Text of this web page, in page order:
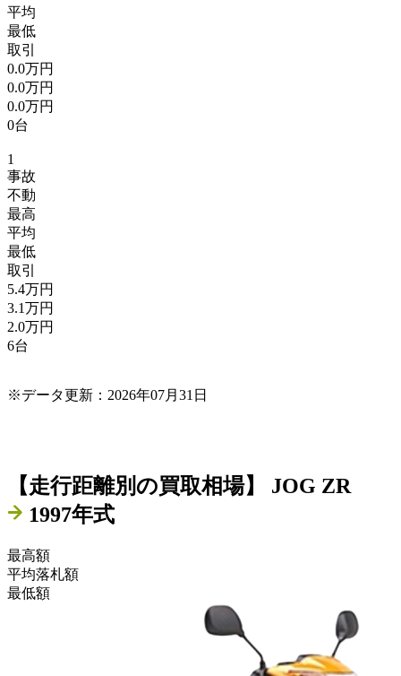
平均
最低
取引
0.0万円
0.0万円
0.0万円
0台
1
事故
不動
最高
平均
最低
取引
5.4万円
3.1万円
2.0万円
6台
※データ更新：2026年07月31日
【走行距離別の買取相場】
JOG ZR
1997年式
最高額
平均落札額
最低額